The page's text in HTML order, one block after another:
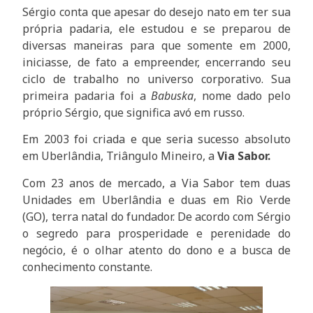
Sérgio conta que apesar do desejo nato em ter sua
própria padaria, ele estudou e se preparou de
diversas maneiras para que somente em 2000,
iniciasse, de fato a empreender, encerrando seu
ciclo de trabalho no universo corporativo. Sua
primeira padaria foi aBabuska, nome dado pelo
próprio Sérgio, que significa avó em russo.
Em 2003 foi criada e que seria sucesso absoluto
em Uberlândia, Triângulo Mineiro, aVia Sabor.
Com 23 anos de mercado, a Via Sabor tem duas
Unidades em Uberlândia e duas em Rio Verde
(GO), terra natal do fundador. De acordo com Sérgio
o segredo para prosperidade e perenidade do
negócio, é o olhar atento do dono e a busca de
conhecimento constante.